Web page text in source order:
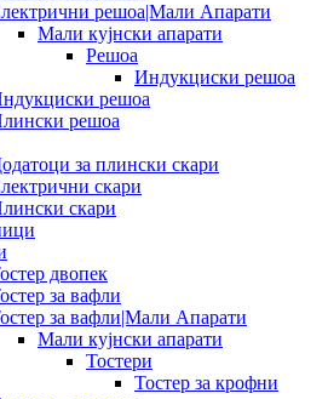
решоа|Мали Апарати
Мали кујнски апарати
Решоа
Индукциски решоа
решоа
решоа
за плински скари
скари
скари
двопек
за вафли
за вафли|Мали Апарати
Мали кујнски апарати
Тостери
Тостер за крофни